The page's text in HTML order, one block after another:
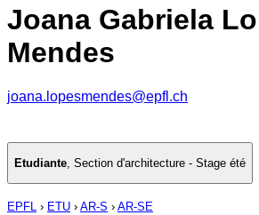
Joana Gabriela
Mendes
joana.lopesmendes@epfl.ch
Etudiante, Section d'architecture - Stage été
EPFL › ETU › AR-S › AR-SE